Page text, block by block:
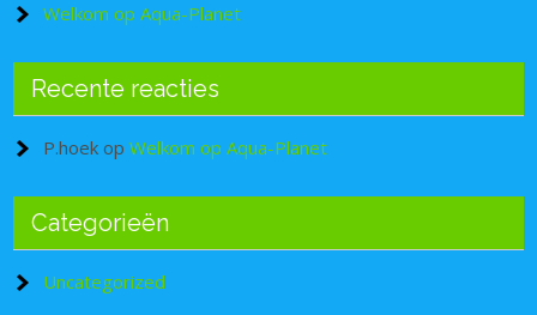
Welkom op Aqua-Planet
Recente reacties
P.hoek opWelkom op Aqua-Planet
Categorieën
Uncategorized